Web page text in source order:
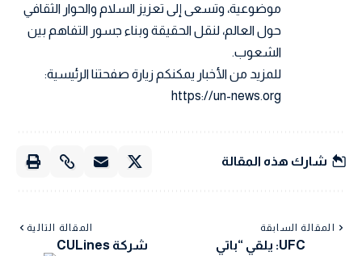
موضوعية، وتسعى إلى تعزيز السلام والحوار الثقافي
حول العالم، لنقل الحقيقة وبناء جسور التفاهم بين
الشعوب.
للمزيد من الأخبار يمكنكم زيارة صفحتنا الرئيسية:
https://un-news.org
شارك هذه المقالة
المقالة السابقة
UFC: يلقي “باتي
المقالة التالية
شركة CULines